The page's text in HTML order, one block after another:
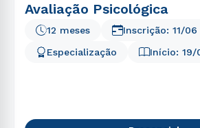
Avaliação Psicológica
12 meses
Especialização
Início: 19/
Inscrição: 11/06